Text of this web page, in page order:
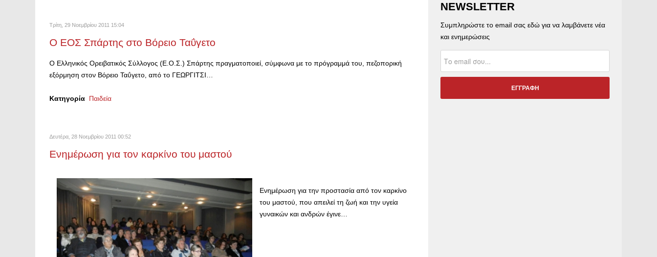
Τρίτη, 29 Νοεμβρίου 2011 15:04
Ο ΕΟΣ Σπάρτης στο Βόρειο Ταΰγετο
Ο Ελληνικός Ορειβατικός Σύλλογος (Ε.Ο.Σ.) Σπάρτης πραγματοποιεί, σύμφωνα με το πρόγραμμά του, πεζοπορική
εξόρμηση στον Βόρειο Ταΰγετο, από το ΓΕΩΡΓΙΤΣΙ…
Κατηγορία Παιδεία
Δευτέρα, 28 Νοεμβρίου 2011 00:52
Ενημέρωση για τον καρκίνο του μαστού
Ενημέρωση για την προστασία από τον καρκίνο
του μαστού, που απειλεί τη ζωή και την υγεία
γυναικών και ανδρών έγινε…
NEWSLETTER
Συμπληρώστε το email σας εδώ για να λαμβάνετε νέα
και ενημερώσεις